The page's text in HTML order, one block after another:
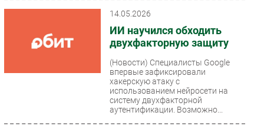
14.05.2026
ИИ научился обходить
двухфакторную защиту
(Новости) Специалисты Google
впервые зафиксировали
хакерскую атаку с
использованием нейросети на
систему двухфакторной
аутентификации. Возможно...